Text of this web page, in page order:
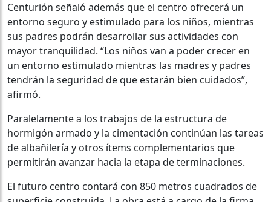
Centurión señaló además que el centro ofrecerá un
entorno seguro y estimulado para los niños, mientras
sus padres podrán desarrollar sus actividades con
mayor tranquilidad. “Los niños van a poder crecer en
un entorno estimulado mientras las madres y padres
tendrán la seguridad de que estarán bien cuidados”,
afirmó.
Paralelamente a los trabajos de la estructura de
hormigón armado y la cimentación continúan las tareas
de albañilería y otros ítems complementarios que
permitirán avanzar hacia la etapa de terminaciones.
El futuro centro contará con 850 metros cuadrados de